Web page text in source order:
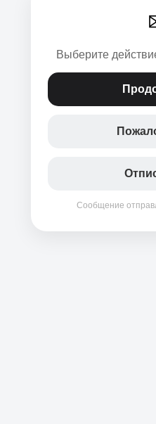
Выберите
Сообщение